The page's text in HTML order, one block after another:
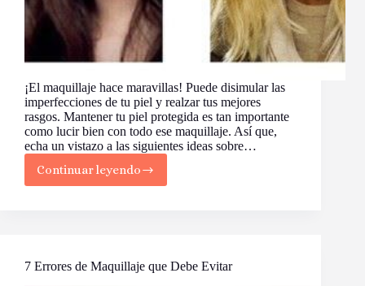
¡El maquillaje hace maravillas! Puede disimular las
imperfecciones de tu piel y realzar tus mejores
rasgos. Mantener tu piel protegida es tan importante
como lucir bien con todo ese maquillaje. Así que,
echa un vistazo a las siguientes ideas sobre…
Continuar leyendo
10
Maneras
Profesional
7 Errores de Maquillaje que Debe Evitar